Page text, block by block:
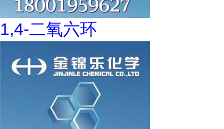
1,4-二氧六环